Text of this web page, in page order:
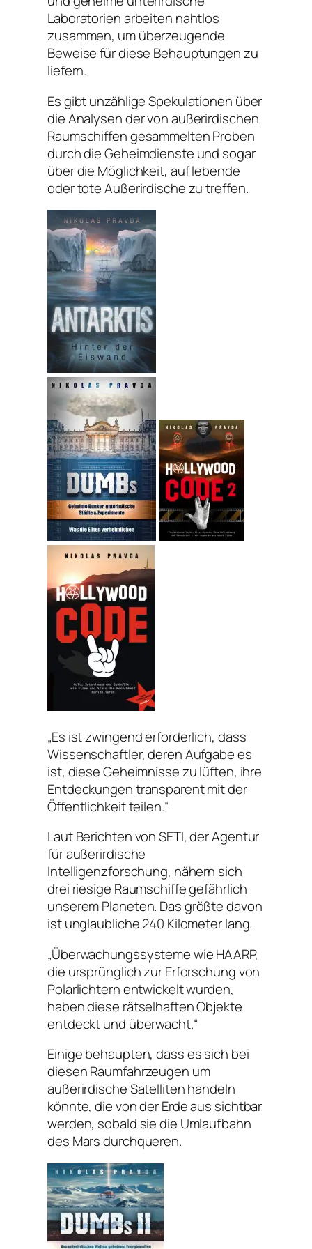
Laboratorien arbeiten nahtlos
zusammen, um überzeugende
Beweise für diese Behauptungen zu
liefern.
Es gibt unzählige Spekulationen über
die Analysen der von außerirdischen
Raumschiffen gesammelten Proben
durch die Geheimdienste und sogar
über die Möglichkeit, auf lebende
oder tote Außerirdische zu treffen.
„Es ist zwingend erforderlich, dass
Wissenschaftler, deren Aufgabe es
ist, diese Geheimnisse zu lüften, ihre
Entdeckungen transparent mit der
Öffentlichkeit teilen.“
Laut Berichten von SETI, der Agentur
für außerirdische
Intelligenzforschung, nähern sich
drei riesige Raumschiffe gefährlich
unserem Planeten. Das größte davon
ist unglaubliche 240 Kilometer lang.
„Überwachungssysteme wie HAARP,
die ursprünglich zur Erforschung von
Polarlichtern entwickelt wurden,
haben diese rätselhaften Objekte
entdeckt und überwacht.“
Einige behaupten, dass es sich bei
diesen Raumfahrzeugen um
außerirdische Satelliten handeln
könnte, die von der Erde aus sichtbar
werden, sobald sie die Umlaufbahn
des Mars durchqueren.